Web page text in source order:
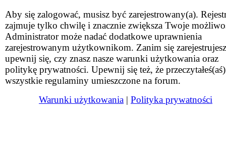
Aby się zalogować, musisz być zarejestrowany(a).
zajmuje tylko chwilę i znacznie zwiększa Twoje
Administrator może nadać dodatkowe uprawnienia
zarejestrowanym użytkownikom. Zanim się
upewnij się, czy znasz nasze warunki użytkowania oraz
politykę prywatności. Upewnij się też, że przeczytałeś(aś)
wszystkie regulaminy umieszczone na forum.
Warunki użytkowania | Polityka prywatności